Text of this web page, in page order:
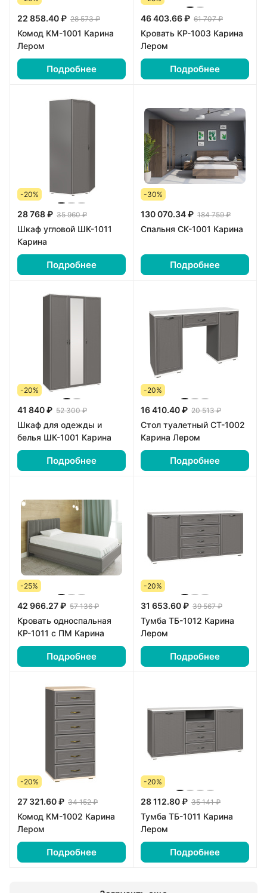
22 858.40 ₽ 28 573 ₽
Комод КМ-1001 Карина
Лером
Подробнее
46 403.66 ₽ 61 707 ₽
Кровать КР-1003 Карина
Лером
Подробнее
-20%
28 768 ₽ 35 960 ₽
Шкаф угловой ШК-1011
Карина
Подробнее
-30%
130 070.34 ₽ 184 759 ₽
Спальня СК-1001 Карина
Подробнее
-20%
41 840 ₽ 52 300 ₽
Шкаф для одежды и
белья ШК-1001 Карина
Подробнее
-20%
16 410.40 ₽ 20 513 ₽
Стол туалетный СТ-1002
Карина Лером
Подробнее
-25%
42 966.27 ₽ 57 136 ₽
Кровать односпальная
КР-1011 с ПМ Карина
Подробнее
-20%
31 653.60 ₽ 39 567 ₽
Тумба ТБ-1012 Карина
Лером
Подробнее
-20%
27 321.60 ₽ 34 152 ₽
Комод КМ-1002 Карина
Лером
Подробнее
-20%
28 112.80 ₽ 35 141 ₽
Тумба ТБ-1011 Карина
Лером
Подробнее